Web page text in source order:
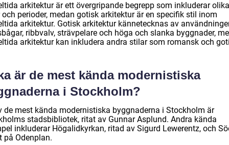
arkitektur är ett övergripande begrepp som inkluderar olika
perioder, medan gotisk arkitektur är en specifik stil inom
arkitektur. Gotisk arkitektur kännetecknas av
ribbvalv, strävpelare och höga och slanka byggnader,
arkitektur kan inkludera andra stilar som romansk och
är de mest kända modernistiska
i Stockholm?
de mest kända modernistiska byggnaderna i Stockholm är
stadsbibliotek, ritat av Gunnar Asplund. Andra kända
inkluderar Högalidkyrkan, ritad av Sigurd Lewerentz, och
på Odenplan.